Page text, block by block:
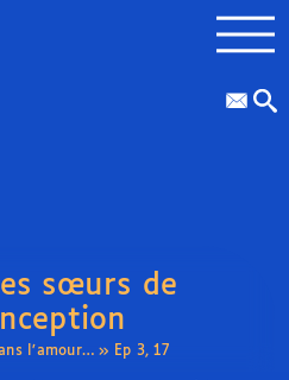
sœurs de
l’amour… » Ep 3, 17